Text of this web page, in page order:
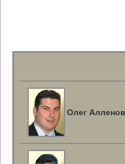
Олег